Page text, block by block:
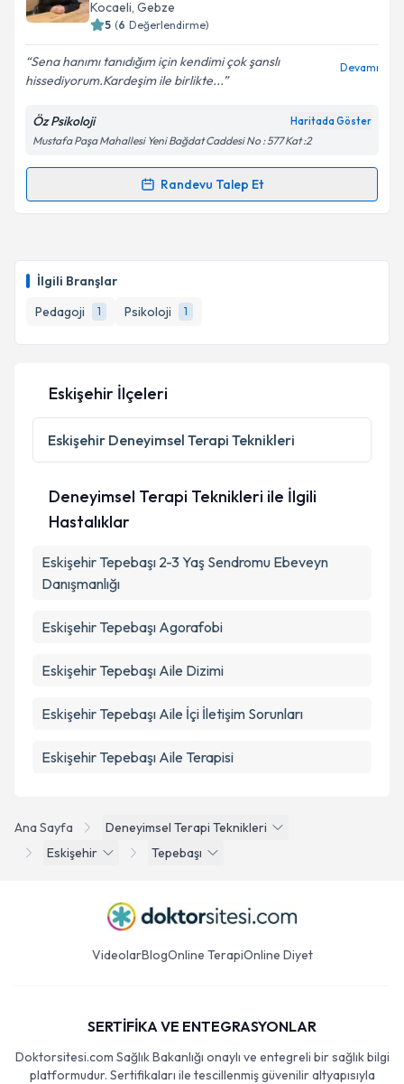
İlgili Branşlar
Pedagoji
1 Psikoloji 1
Kişisel verilerimin işlenmesine ilişkin
Aydınlatma
Metni'ni okudum ve kişisel verilerimin belirtilen
kapsamda işlenmesini kabul ediyorum.
Kocaeli, Gebze
5 (6 Değerlendirme)
Sena hanımı tanıdığım için kendimi çok şanslı
hissediyorum.Kardeşim ile birlikte...
Devamı
Öz Psikoloji Haritada Göster
Mustafa Paşa Mahallesi Yeni Bağdat Caddesi No : 577 Kat :2
Randevu Talep Et
Randevu Takvimi Talebi
takvim hazırlandığında e-posta ile bilgilendireceğiz.
E-posta Adresiniz
Kişisel verilerimin işlenmesine ilişkinAydınlatma
Metni
'ni okudum ve kişisel verilerimin belirtilen
kapsamda işlenmesini kabul ediyorum.
Takvim Talebini Gönder
Ana Sayfa
Deneyimsel Terapi Teknikleri
Eskişehir
Tepebaşı
Eskişehir İlçeleri
Eskişehir Deneyimsel Terapi Teknikleri
Deneyimsel Terapi Teknikleri ile İlgili
Hastalıklar
Eskişehir Tepebaşı 2-3 Yaş Sendromu Ebeveyn
Danışmanlığı
Eskişehir Tepebaşı Agorafobi
Eskişehir Tepebaşı Aile Dizimi
Eskişehir Tepebaşı Aile İçi İletişim Sorunları
Eskişehir Tepebaşı Aile Terapisi
VideolarBlogOnline TerapiOnline Diyet
SERTİFİKA VE ENTEGRASYONLAR
Doktorsitesi.com Sağlık Bakanlığı onaylı ve entegreli bir sağlık bilgi
platformudur. Sertifikaları ile tescillenmiş güvenilir altyapısıyla